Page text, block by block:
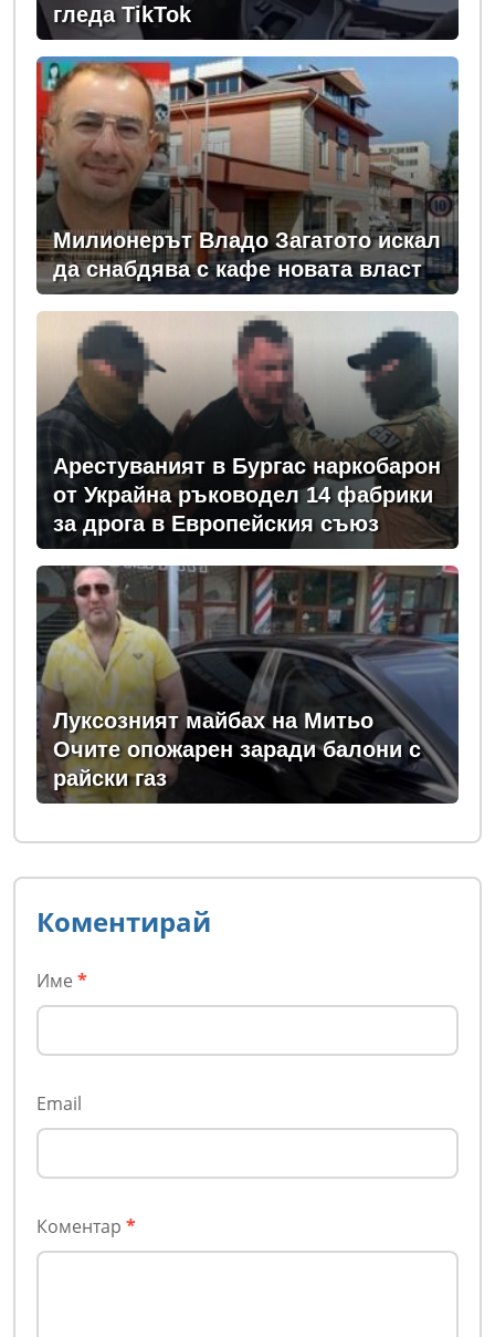
гледа TikTok
Милионерът Владо Загатото искал
да снабдява с кафе новата власт
Арестуваният в Бургас наркобарон
от Украйна ръководел 14 фабрики
за дрога в Европейския съюз
Луксозният майбах на Митьо
Очите опожарен заради балони с
райски газ
Коментирай
Име *
Email
Коментар *